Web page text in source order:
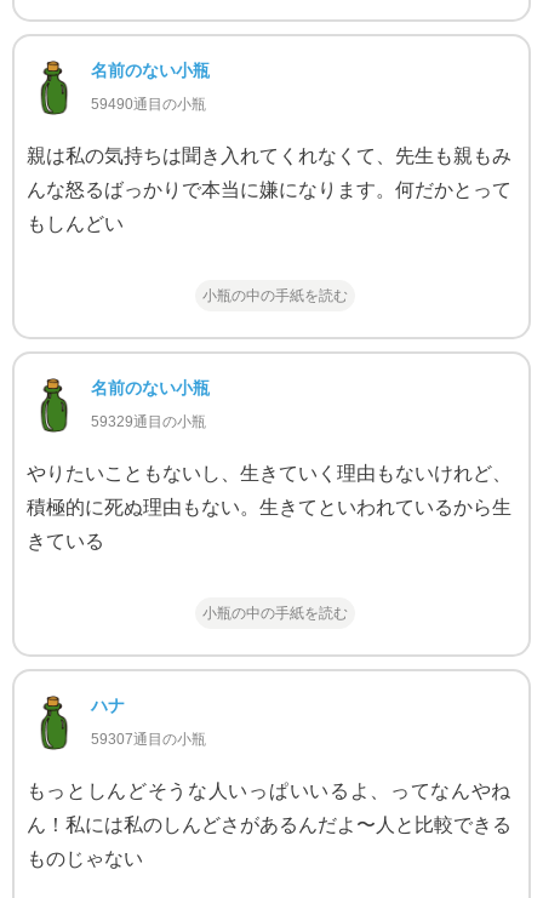
名前のない小瓶
59490通目の小瓶
親は私の気持ちは聞き入れてくれなくて、先生も親もみ
んな怒るばっかりで本当に嫌になります。何だかとって
もしんどい
小瓶の中の手紙を読む
名前のない小瓶
59329通目の小瓶
やりたいこともないし、生きていく理由もないけれど、
積極的に死ぬ理由もない。生きてといわれているから生
きている
小瓶の中の手紙を読む
ハナ
59307通目の小瓶
もっとしんどそうな人いっぱいいるよ、ってなんやね
ん！私には私のしんどさがあるんだよ〜人と比較できる
ものじゃない